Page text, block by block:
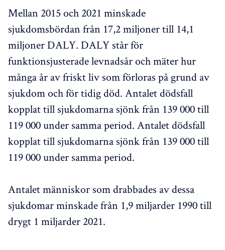
Mellan 2015 och 2021 minskade
sjukdomsbördan från 17,2 miljoner till 14,1
miljoner DALY. DALY står för
funktionsjusterade levnadsår och mäter hur
många år av friskt liv som förloras på grund av
sjukdom och för tidig död. Antalet dödsfall
kopplat till sjukdomarna sjönk från 139 000 till
119 000 under samma period. Antalet dödsfall
kopplat till sjukdomarna sjönk från 139 000 till
119 000 under samma period.
Antalet människor som drabbades av dessa
sjukdomar minskade från 1,9 miljarder 1990 till
drygt 1 miljarder 2021.